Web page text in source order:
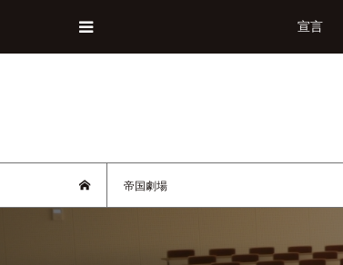
宣言
帝国劇場